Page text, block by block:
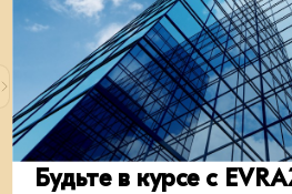
20 ноября 2024
Будьте в курсе с